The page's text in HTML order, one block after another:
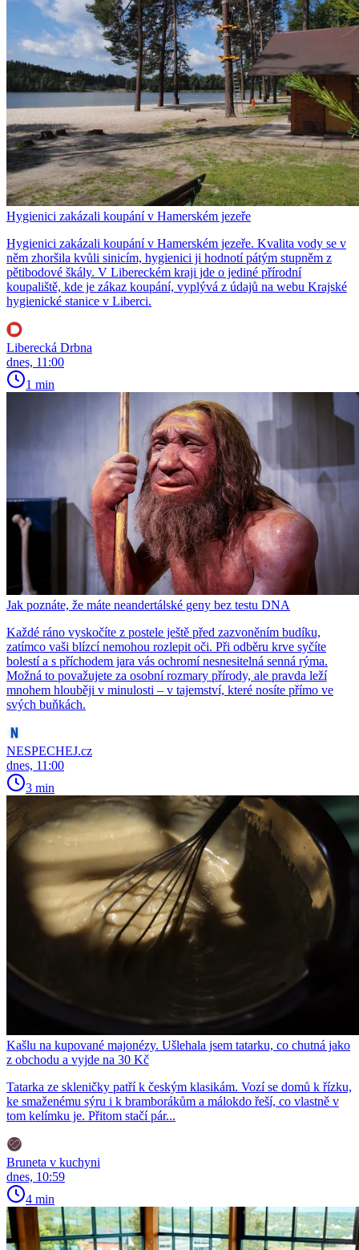
Hygienici zakázali koupání v Hamerském jezeře
Hygienici zakázali koupání v Hamerském jezeře. Kvalita vody se v
něm zhoršila kvůli sinicím, hygienici ji hodnotí pátým stupněm z
pětibodové škály. V Libereckém kraji jde o jediné přírodní
koupaliště, kde je zákaz koupání, vyplývá z údajů na webu Krajské
hygienické stanice v Liberci.
Liberecká Drbna
dnes, 11:00
1 min
Jak poznáte, že máte neandertálské geny bez testu DNA
Každé ráno vyskočíte z postele ještě před zazvoněním budíku,
zatímco vaši blízcí nemohou rozlepit oči. Při odběru krve syčíte
bolestí a s příchodem jara vás ochromí nesnesitelná senná rýma.
Možná to považujete za osobní rozmary přírody, ale pravda leží
mnohem hlouběji v minulosti – v tajemství, které nosíte přímo ve
svých buňkách.
NESPECHEJ.cz
dnes, 11:00
3 min
Kašlu na kupované majonézy. Ušlehala jsem tatarku, co chutná jako
z obchodu a vyjde na 30 Kč
Tatarka ze skleničky patří k českým klasikám. Vozí se domů k řízku,
ke smaženému sýru i k bramborákům a málokdo řeší, co vlastně v
tom kelímku je. Přitom stačí pár...
Bruneta v kuchyni
dnes, 10:59
4 min